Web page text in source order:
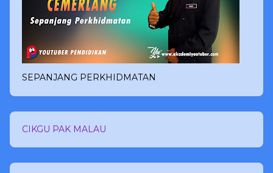
SEPANJANG PERKHIDMATAN
CIKGU PAK MALAU